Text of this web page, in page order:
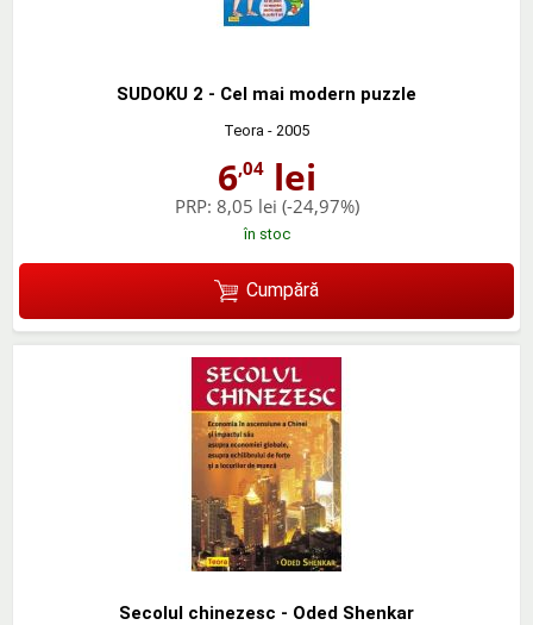
SUDOKU 2 - Cel mai modern puzzle
Teora - 2005
6,04lei
PRP: 8,05 lei (-24,97%)
în stoc
Cumpără
Secolul chinezesc - Oded Shenkar